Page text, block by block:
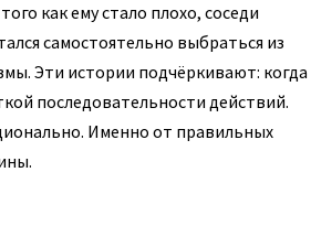
как ему стало плохо, соседи
самостоятельно выбраться из
Эти истории подчёркивают: когда
последовательности действий.
Именно от правильных